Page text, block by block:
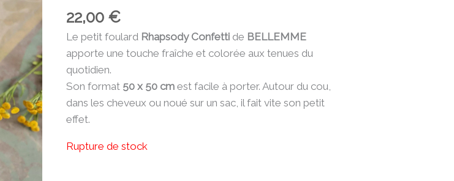
22,00 €
Le petit foulard Rhapsody Confettide BELLEMME
apporte une touche fraîche et colorée aux tenues du
quotidien.
Son format 50 x 50 cmest facile à porter. Autour du cou,
dans les cheveux ou noué sur un sac, il fait vite son petit
effet.
Rupture de stock